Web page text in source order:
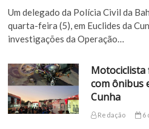
Um delegado da Polícia Civil da
quarta-feira (5), em Euclides da
investigações da Operação…
Motociclista
com ônibus
Cunha
Redação 6